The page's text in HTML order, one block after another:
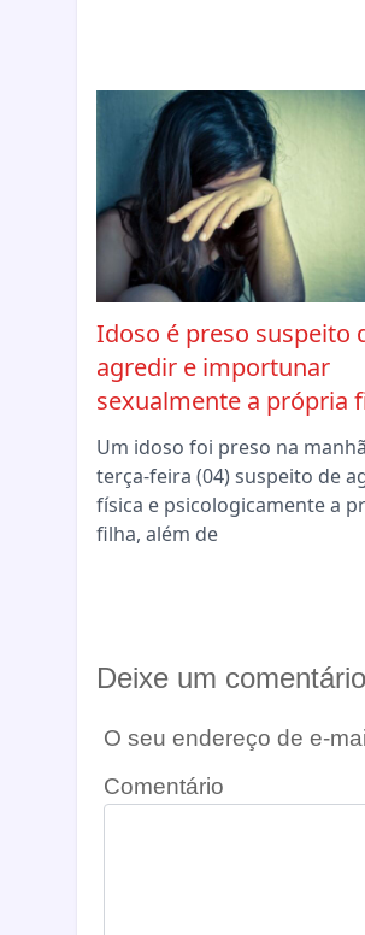
Idoso é preso suspeito
agredir e importunar
sexualmente a própria
Um idoso foi preso na
terça-feira (04) suspeito de
física e psicologicamente a
filha, além de
Deixe um comentário
O seu endereço de e-
Comentário